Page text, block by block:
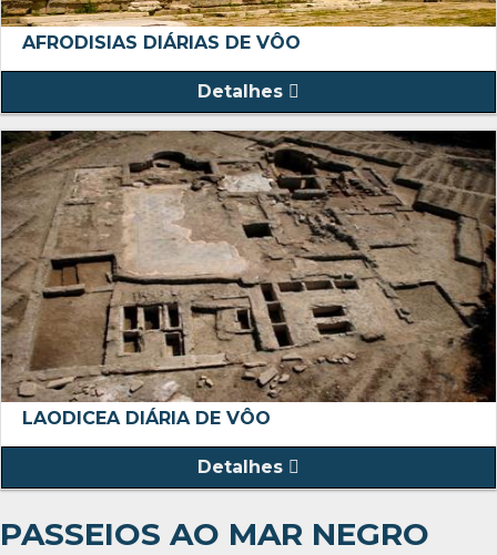
AFRODISIAS DIÁRIAS DE VÔO
Detalhes
LAODICEA DIÁRIA DE VÔO
Detalhes
PASSEIOS AO MAR NEGRO